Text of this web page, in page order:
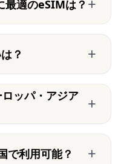
最適のeSIMは？
？ +
ッパ・アジア
+
で利用可能？ +